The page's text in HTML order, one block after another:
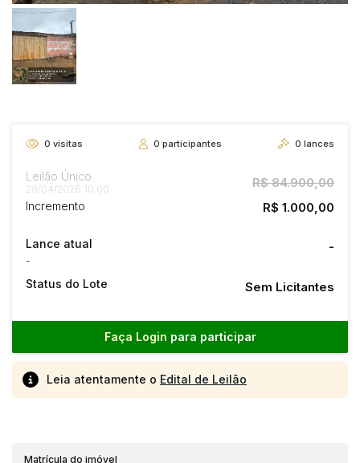
0 visitas 0 participantes 0 lances
Leilão Único
28/04/2026 10:00 R$ 84.900,00
Incremento R$ 1.000,00
Lance atual
-
-
Status do Lote Sem Licitantes
Faça Login para participar
Leia atentamente o Edital de Leilão
Matrícula do imóvel